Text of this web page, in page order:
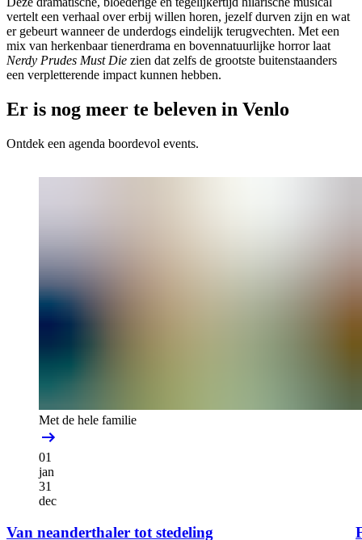
vertelt een verhaal over erbij willen horen, jezelf durven zijn en wat
er gebeurt wanneer de underdogs eindelijk terugvechten. Met een
mix van herkenbaar tienerdrama en bovennatuurlijke horror laat
Nerdy Prudes Must Die zien dat zelfs de grootste buitenstaanders
een verpletterende impact kunnen hebben.
Er is nog meer te beleven in Venlo
Ontdek een agenda boordevol events.
Met de hele familie
01
jan
31
dec
Van neanderthaler tot stedeling